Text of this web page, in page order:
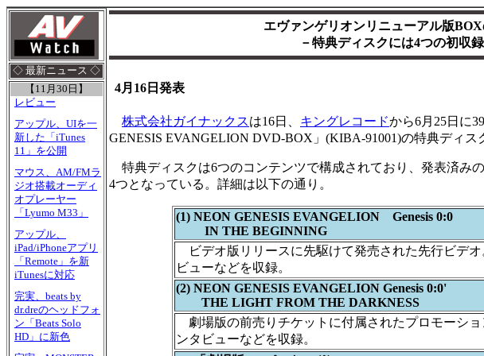
◇ 最新ニュース ◇
【11月30日】
レビュー
アップル、UIを一
新した「iTunes
11」を公開
マウス、AM/FMラ
ジオ搭載オーディ
オプレーヤー
「Lyumo M33」
アップル、
iPad/iPhoneアプリ
「Remote」を新
iTunesに対応
完実、beats by
dr.dreのヘッドフォ
ン「Beats Solo
HD」に新色
エヴァンゲリオンリニューアル版
－特典ディスクには4つの初収
4月16日発表
株式会社ガイナックスは16日、 キングレコードから6月25日に
GENESIS EVANGELION DVD-BOX」(KIBA-91001)の特典ディス
特典ディスクは6つのコンテンツで構成されており、発表済み
4つとなっている。詳細は以下の通り。
(1) NEON GENESIS EVANGELION Genesis 0:0
IN THE BEGINNING
ビデオ版リリースに先駆けて発売された先行ビデ
ビューなどを収録。
(2) NEON GENESIS EVANGELION Genesis 0:0'
THE LIGHT FROM THE DARKNESS
劇場版の前売りチケットに付属されたプロモーシ
ンタビューなどを収録。